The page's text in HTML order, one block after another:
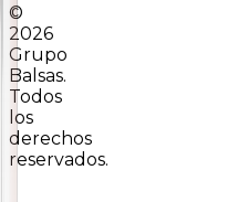
©
2026
Grupo
Balsas.
Todos
los
derechos
reservados.